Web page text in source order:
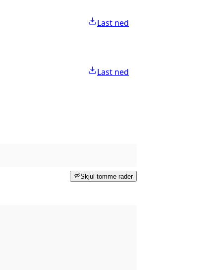
Last ned
Last ned
Skjul tomme rader